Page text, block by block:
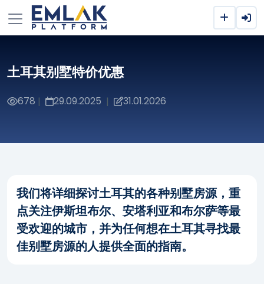
土耳其别墅特价优惠
678 | 29.09.2025 | 31.01.2026
我们将详细探讨土耳其的各种别墅房源，重
点关注伊斯坦布尔、安塔利亚和布尔萨等最
受欢迎的城市，并为任何想在土耳其寻找最
佳别墅房源的人提供全面的指南。